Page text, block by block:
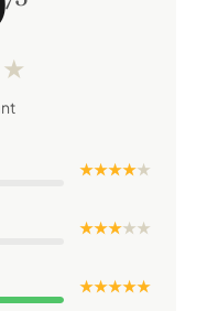
★
★ ★ ★ ★★
★ ★ ★★★
★ ★ ★ ★ ★